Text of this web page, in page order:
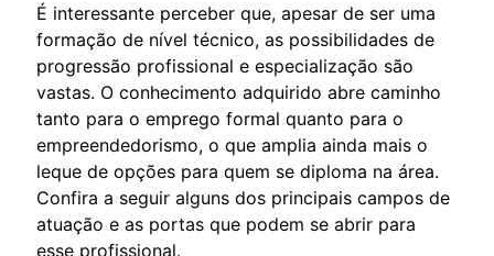
É interessante perceber que, apesar de ser uma
formação de nível técnico, as possibilidades de
progressão profissional e especialização são
vastas. O conhecimento adquirido abre caminho
tanto para o emprego formal quanto para o
empreendedorismo, o que amplia ainda mais o
leque de opções para quem se diploma na área.
Confira a seguir alguns dos principais campos de
atuação e as portas que podem se abrir para
esse profissional.